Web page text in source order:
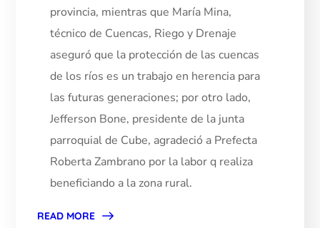
provincia, mientras que María Mina,
técnico de Cuencas, Riego y Drenaje
aseguró que la protección de las cuencas
de los ríos es un trabajo en herencia para
las futuras generaciones; por otro lado,
Jefferson Bone, presidente de la junta
parroquial de Cube, agradeció a Prefecta
Roberta Zambrano por la labor q realiza
beneficiando a la zona rural.
READ MORE